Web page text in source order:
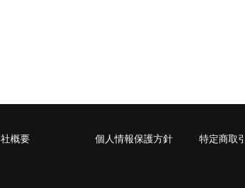
概要 個人情報保護方針 特定商取